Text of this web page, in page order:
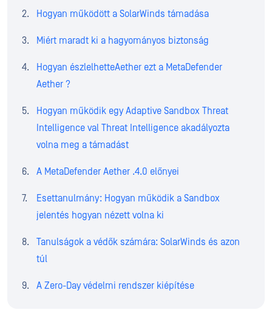
Hogyan működött a SolarWinds támadása
Miért maradt ki a hagyományos biztonság
Hogyan észlelhetteAether ezt a MetaDefender
Aether ?
Hogyan működik egy Adaptive Sandbox Threat
Intelligence val Threat Intelligence akadályozta
volna meg a támadást
A MetaDefender Aether .4.0 előnyei
Esettanulmány: Hogyan működik a Sandbox
jelentés hogyan nézett volna ki
Tanulságok a védők számára: SolarWinds és azon
túl
A Zero-Day védelmi rendszer kiépítése